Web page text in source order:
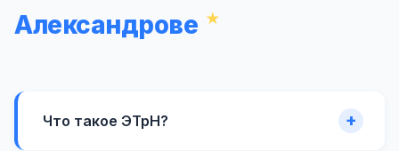
Александрове
Что такое ЭТрН?